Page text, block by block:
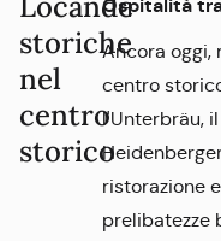
storiche
nel
centro
storico
Ospitalità
Ancora
centro
l'Unterbräu,
ristorazione
prelibatezze